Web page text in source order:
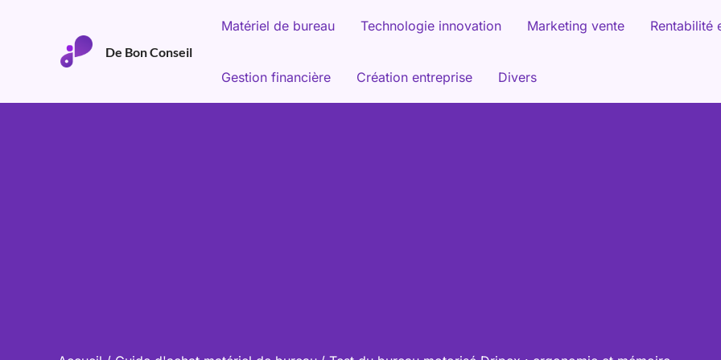
De Bon Conseil
Matériel de bureau Technologie innovation Marketing vente Rentabilité
Gestion financière Création entreprise Divers